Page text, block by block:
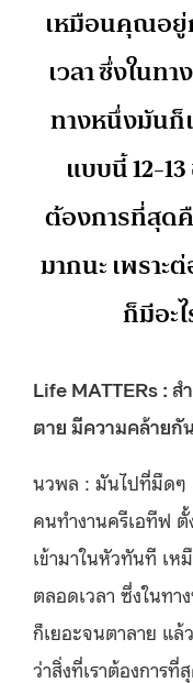
เหมือนคุณอยู่
เวลา ซึ่งใน
ทางหนึ่งมันก็
แบบนี้ 12-
ต้องการที่สุดคื
มากนะ เพรา
ก็มีอะ
Life MATTERs :
ตาย มีความคล้ายกั
นวพล : มันไปที่มืดๆ
คนทำงานครีเอทีฟ
เข้ามาในหัวทันที เ
ตลอดเวลา ซึ่งในท
ก็เยอะจนตาลาย แล้
ว่าสิ่งที่เราต้องการที่